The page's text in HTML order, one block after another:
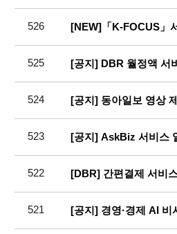
526 [NEW]「K-FOCUS」
525 [공지] DBR 월정액 서
524 [공지] 동아일보 영상
523 [공지] AskBiz 서비스
522 [DBR] 간편결제 서비
521 [공지] 경영·경제 AI